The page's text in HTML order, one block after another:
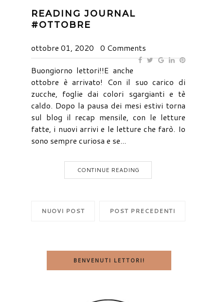
READING JOURNAL
#OTTOBRE
ottobre 01, 2020
0 Comments
Buongiorno lettori!!E anche
ottobre è arrivato! Con il suo carico di
zucche, foglie dai colori sgargianti e tè
caldo. Dopo la pausa dei mesi estivi torna
sul blog il recap mensile, con le letture
fatte, i nuovi arrivi e le letture che farò. Io
sono sempre curiosa e se...
CONTINUE READING
NUOVI POST POST PRECEDENTI
BENVENUTI LETTORI!